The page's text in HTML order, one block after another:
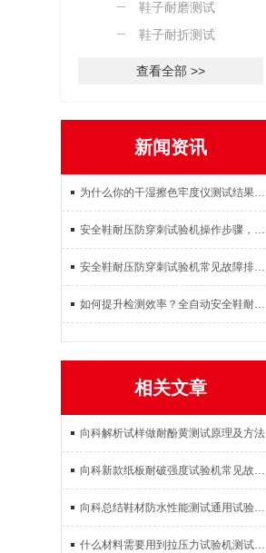
鞋子耐磨测试
鞋子耐折测试
查看全部 >>
新闻资讯
为什么你的干湿擦色牢度仪测试结果不准？这3个操作误区要避开
安全鞋耐压防穿刺试验机操作步骤，试样放置参数设置试验检测完整教程
安全鞋耐压防穿刺试验机常见故障排查：压力不稳、数据不准解决方案
如何提升检测效率？全自动安全鞋耐压防穿刺试验机使用体验与效果
相关文章
向科解析试样做耐酚黄测试原理及方法
向科新款纸板耐破强度试验机常见故障排除与维修方案
向科总结鞋材防水性能测试通用试验方法
什么材料需要用到拉压力试验机测试呢？